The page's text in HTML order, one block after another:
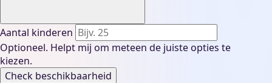
Aantal kinderen
Optioneel. Helpt mij om meteen de juiste opties te
kiezen.
Check beschikbaarheid